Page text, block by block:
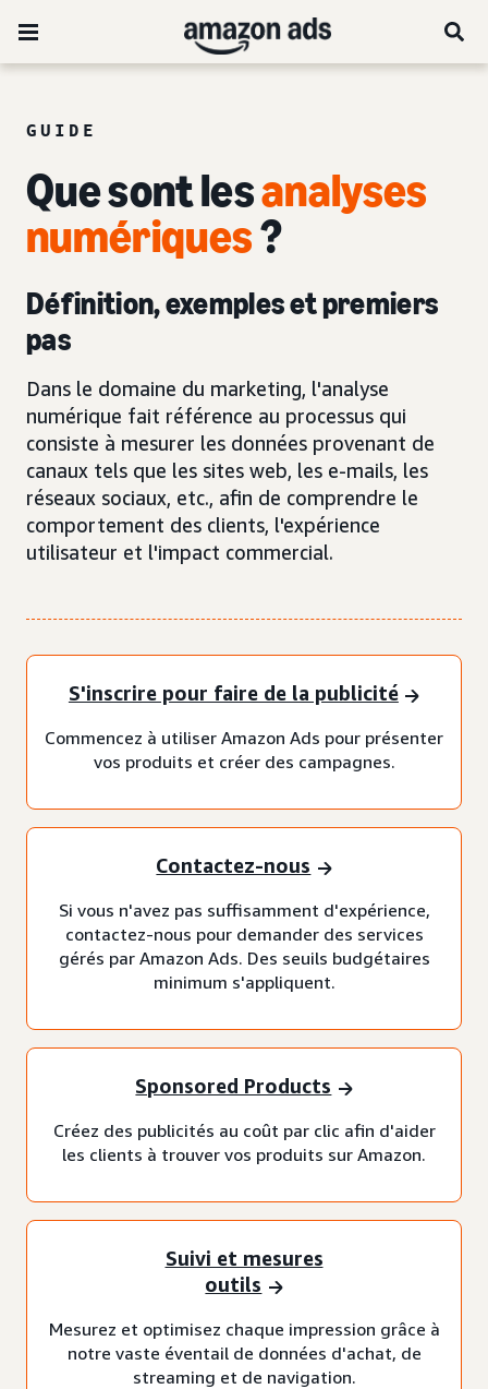
GUIDE
Que sont lesanalyses
numériques?
Définition, exemples et premiers
pas
Dans le domaine du marketing, l'analyse
numérique fait référence au processus qui
consiste à mesurer les données provenant de
canaux tels que les sites web, les e-mails, les
réseaux sociaux, etc., afin de comprendre le
comportement des clients, l'expérience
utilisateur et l'impact commercial.
S'inscrire pour faire de la publicité
Commencez à utiliser Amazon Ads pour présenter
vos produits et créer des campagnes.
Contactez-nous
Si vous n'avez pas suffisamment d'expérience,
contactez-nous pour demander des services
gérés par Amazon Ads. Des seuils budgétaires
minimum s'appliquent.
Sponsored Products
Créez des publicités au coût par clic afin d'aider
les clients à trouver vos produits sur Amazon.
Suivi et mesures
outils
Mesurez et optimisez chaque impression grâce à
notre vaste éventail de données d'achat, de
streaming et de navigation.